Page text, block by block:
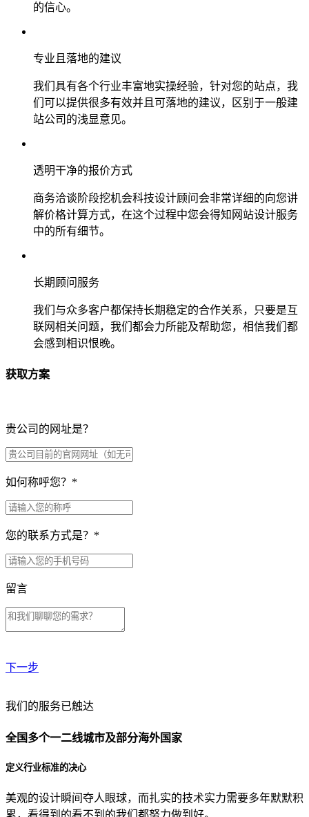
的信心。
专业且落地的建议
我们具有各个行业丰富地实操经验，针对您的站点，我
们可以提供很多有效并且可落地的建议，区别于一般建
站公司的浅显意见。
透明干净的报价方式
商务洽谈阶段挖机会科技设计顾问会非常详细的向您讲
解价格计算方式，在这个过程中您会得知网站设计服务
中的所有细节。
长期顾问服务
我们与众多客户都保持长期稳定的合作关系，只要是互
联网相关问题，我们都会力所能及帮助您，相信我们都
会感到相识恨晚。
获取方案
贵公司的网址是？
如何称呼您？ *
您的联系方式是？ *
留言
下一步
贵公司预算范围是？
贵公司的团队规模是？
目前主要的营销渠道是？
我们的服务已触达
全国多个一二线城市及部分海外国家
定义行业标准的决心
美观的设计瞬间夺人眼球，而扎实的技术实力需要多年默默积
累，看得到的看不到的我们都努力做到好。